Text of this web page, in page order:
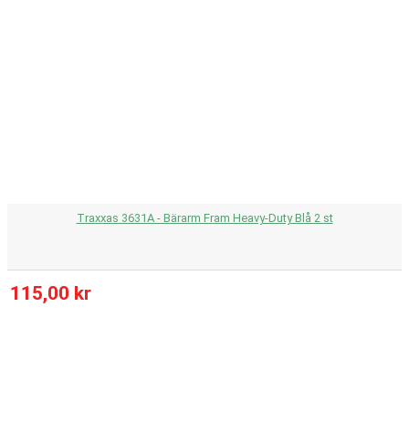
Traxxas 3631A - Bärarm Fram Heavy-Duty Blå 2 st
115,00 kr